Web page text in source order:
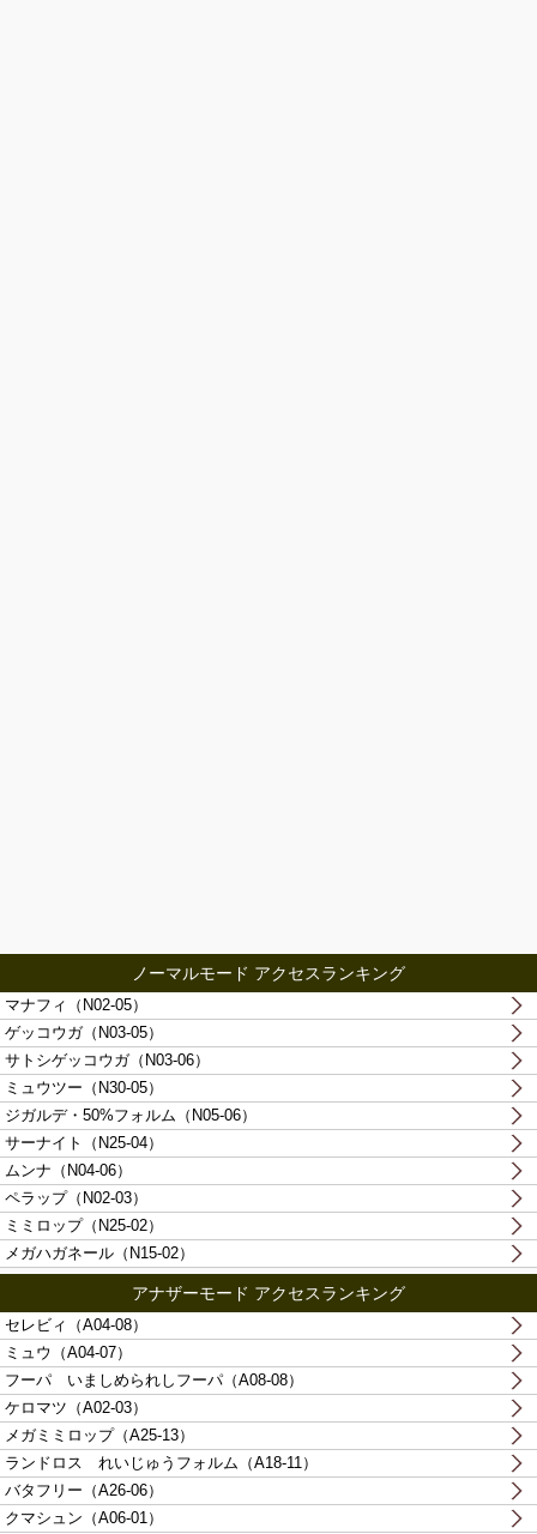
ノーマルモード アクセスランキング
マナフィ（N02-05）
ゲッコウガ（N03-05）
サトシゲッコウガ（N03-06）
ミュウツー（N30-05）
ジガルデ・50%フォルム（N05-06）
サーナイト（N25-04）
ムンナ（N04-06）
ペラップ（N02-03）
ミミロップ（N25-02）
メガハガネール（N15-02）
アナザーモード アクセスランキング
セレビィ（A04-08）
ミュウ（A04-07）
フーパ いましめられしフーパ（A08-08）
ケロマツ（A02-03）
メガミミロップ（A25-13）
ランドロス れいじゅうフォルム（A18-11）
バタフリー（A26-06）
クマシュン（A06-01）